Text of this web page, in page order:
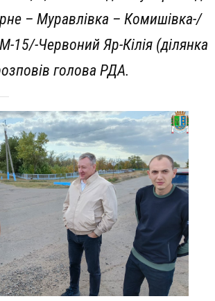
– Муравлівка – Комишівка-/
Червоний Яр-Кілія (ділянка
голова РДА.